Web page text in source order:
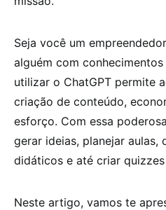
Seja você um
alguém com
utilizar o ChatGPT permite
criação de conteúdo,
esforço. Com essa
gerar ideias, planejar aulas,
didáticos e até criar
Neste artigo, vamos te